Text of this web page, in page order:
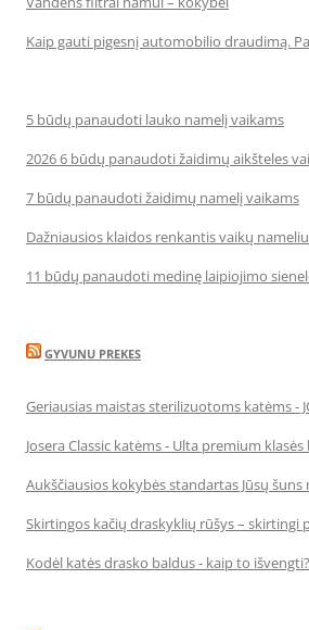
Kaip gauti pigesnį automobilio draudimą.
5 būdų panaudoti lauko namelį vaikams
2026 6 būdų panaudoti žaidimų aikšteles
7 būdų panaudoti žaidimų namelį vaikams
Dažniausios klaidos renkantis vaikų
11 būdų panaudoti medinę laipiojimo
GYVUNU PREKES
Geriausias maistas sterilizuotoms katėms -
Josera Classic katėms - Ulta premium
Aukščiausios kokybės standartas Jūsų šuns
Skirtingos kačių draskyklių rūšys – skirtingi
Kodėl katės drasko baldus - kaip to išvengti?